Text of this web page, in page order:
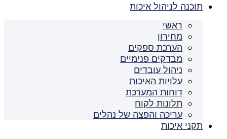
תוכנה לניהול איכות
ראשי
מחירון
הערכת ספקים
מבדקים פנימיים
ניהול עובדים
עלויות האיכות
דוחות המערכת
תלונות לקוח
עריכה והפצה של נהלים
תקני איכות